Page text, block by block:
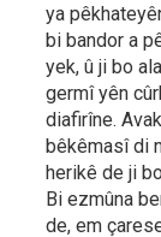
ya
bi bandor a
yek, û ji bo
germî yên
diafirîne.
bêkêmasî di
herikê de ji
Bi ezmûna
de, em